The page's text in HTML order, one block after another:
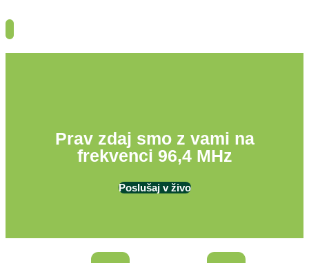
Prav zdaj smo z vami na
frekvenci 96,4 MHz
Poslušaj v živo